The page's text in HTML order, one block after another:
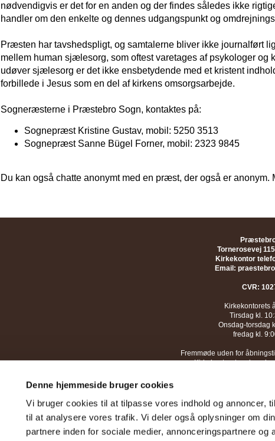
Denne hjemmeside bruger cookies
Vi bruger cookies til at tilpasse vores indhold og annoncer,
til at analysere vores trafik. Vi deler også oplysninger om
partnere inden for sociale medier, annonceringspartnere og
nødvendigvis er det for en anden og der findes således ikke
handler om den enkelte og dennes udgangspunkt og
Præsten har tavshedspligt, og samtalerne bliver ikke journalført
mellem human sjælesorg, som oftest varetages af psykologer
udøver sjælesorg er det ikke ensbetydende med et kristent
forbillede i Jesus som en del af kirkens omsorgsarbejde.
Sogneræsterne i Præstebro Sogn, kontaktes på:
Sognepræst Kristine Gustav, mobil: 5250 3513
Sognepræst Sanne Bügel Forner, mobil: 2323 9845
Du kan også chatte anonymt med en præst, der også er
Tornerosevej
Kirkekontor
Email:
CVR:
Kirkekontorets
Tirsdag kl.
Onsdag-torsdag
fredag kl.
Fremmøde uden for
Kirkekontoret er